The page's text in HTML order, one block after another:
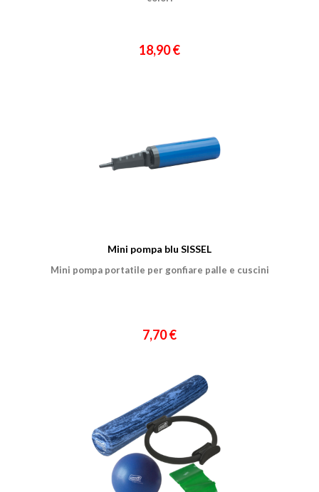
18,90 €
Mini pompa blu SISSEL
Mini pompa portatile per gonfiare palle e cuscini
7,70 €